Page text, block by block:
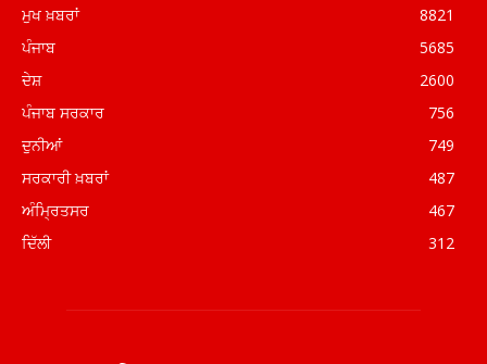
ਮੁਖ ਖ਼ਬਰਾਂ
8821
ਪੰਜਾਬ
5685
ਦੇਸ਼
2600
ਪੰਜਾਬ ਸਰਕਾਰ
756
ਦੁਨੀਆਂ
749
ਸਰਕਾਰੀ ਖ਼ਬਰਾਂ
487
ਅੰਮ੍ਰਿਤਸਰ
467
ਦਿੱਲੀ
312